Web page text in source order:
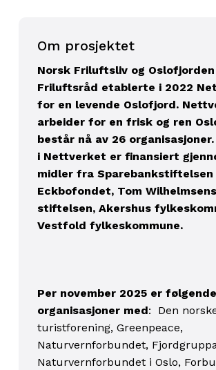
Om prosjektet
Norsk Friluftsliv og Oslofjorden
Friluftsråd etablerte i 2022
for en levende Oslofjord.
arbeider for en frisk og ren
består nå av 26
i Nettverket er finansiert
midler fra Sparebankstiftelsen
Eckbofondet, Tom Wilhelmsens
stiftelsen, Akershus
Vestfold fylkeskommune.
Per november 2025 er følgende
organisasjoner med: Den
turistforening, Greenpeace,
Naturvernforbundet,
Naturvernforbundet i Oslo,